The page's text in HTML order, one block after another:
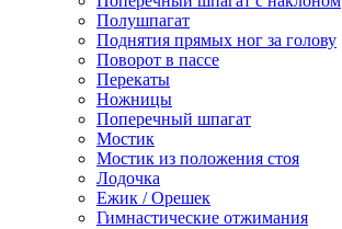
Полушпагат
Поднятия прямых ног за голову
Поворот в пассе
Перекаты
Ножницы
Поперечный шпагат
Мостик
Мостик из положения стоя
Лодочка
Ежик / Орешек
Гимнастические отжимания